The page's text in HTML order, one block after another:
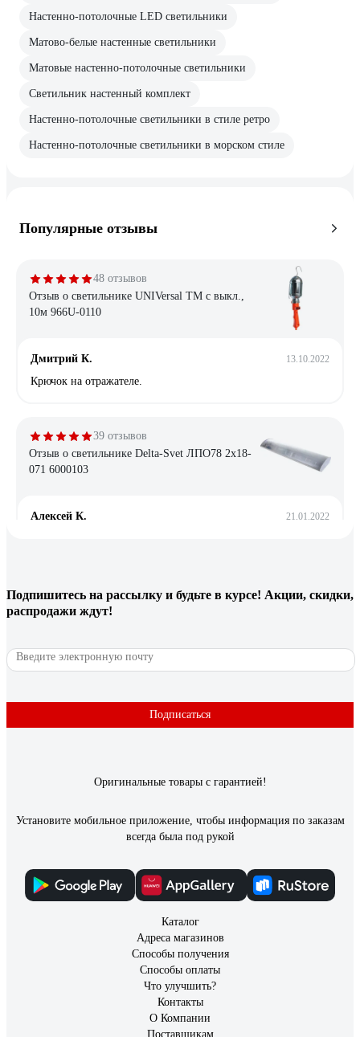
Настенно-потолочные LED светильники
Матово-белые настенные светильники
Матовые настенно-потолочные светильники
Светильник настенный комплект
Настенно-потолочные светильники в стиле ретро
Настенно-потолочные светильники в морском стиле
Популярные отзывы
48 отзывов
Отзыв о светильнике UNIVersal ТМ c выкл.,
10м 966U-0110
Дмитрий К. 13.10.2022
Крючок на отражателе.
39 отзывов
Отзыв о светильнике Delta-Svet ЛПО78 2х18-
071 6000103
Алексей К. 21.01.2022
светильнике нет.
6 отзывов
Отзыв о светильнике Elektrostandard 2194
Подпишитесь на рассылку и будьте в курсе! Акции, скидки,
распродажи ждут!
Подписаться
Оригинальные товары с гарантией!
Установите мобильное приложение, чтобы информация по заказам
всегда была под рукой
Каталог
Адреса магазинов
Способы получения
Способы оплаты
Что улучшить?
Контакты
О Компании
Поставщикам